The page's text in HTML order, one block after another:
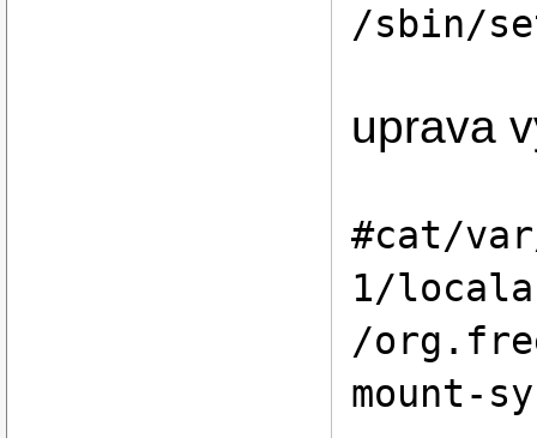
/sbin/
uprava
#cat/
1/
/
mount-